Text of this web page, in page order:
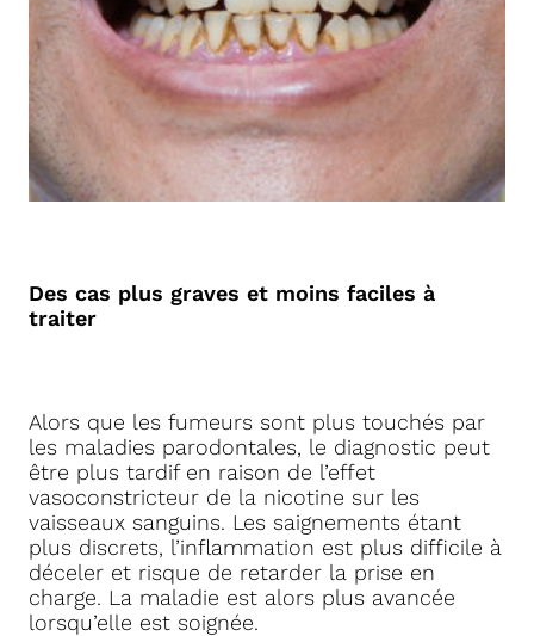
Des cas plus graves et moins faciles à
traiter
Alors que les fumeurs sont plus touchés par
les maladies parodontales, le diagnostic peut
être plus tardif en raison de l’effet
vasoconstricteur de la nicotine sur les
vaisseaux sanguins. Les saignements étant
plus discrets, l’inflammation est plus difficile à
déceler et risque de retarder la prise en
charge. La maladie est alors plus avancée
lorsqu’elle est soignée.